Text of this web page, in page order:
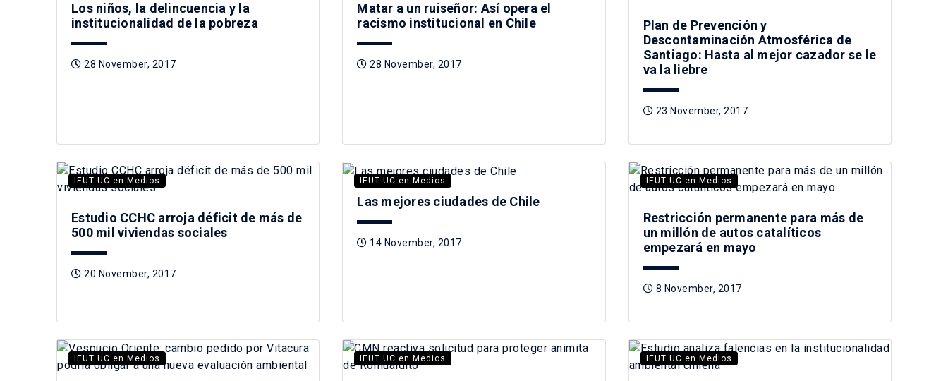
Los niños, la delincuencia y la
institucionalidad de la pobreza
28 November, 2017
Matar a un ruiseñor: Así opera el
racismo institucional en Chile
28 November, 2017
Plan de Prevención y
Descontaminación Atmosférica de
Santiago: Hasta al mejor cazador se le
va la liebre
23 November, 2017
IEUT UC en Medios
Estudio CCHC arroja déficit de más de
500 mil viviendas sociales
20 November, 2017
IEUT UC en Medios
Las mejores ciudades de Chile
14 November, 2017
IEUT UC en Medios
Restricción permanente para más de
un millón de autos catalíticos
empezará en mayo
8 November, 2017
IEUT UC en Medios IEUT UC en Medios IEUT UC en Medios